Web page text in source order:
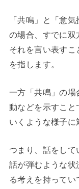
「共鳴」と「意
の場合、すでに
それを言い表すこ
を指します。
一方「共鳴」の
動などを示すこと
いくような様子に
つまり、話をして
話が弾むような状
る考えを持って